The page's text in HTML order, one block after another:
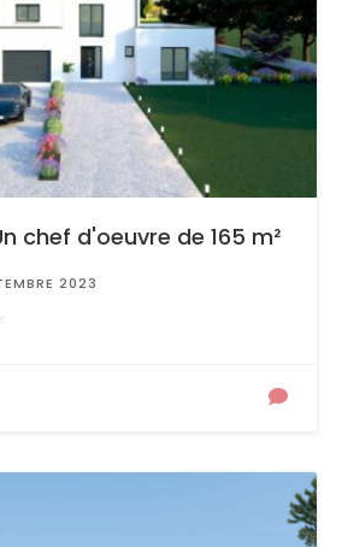
chef d'oeuvre de 165 m²
2023